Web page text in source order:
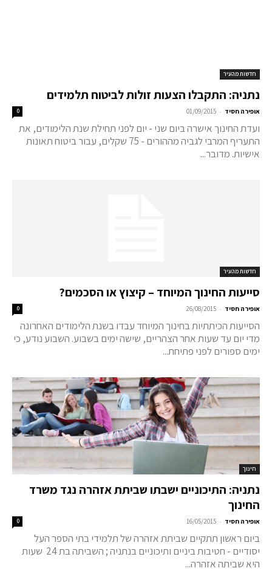
חדשות מהעיר
נתניה: התקבלו הצעות זולות לביטוח תלמידים
אופירה חסיד -
01/09/2015
0
ועדת החינוך אישרה ביום שני - יום לפני תחילת שנת הלימודים, את
התעריף המרבי לגביה מההורים - 75 שקלים, עבור ביטוח תאונות
אישיות. מדובר...
חדשות מהעיר
סייעות החינוך המיוחד – קיצוץ או הסכמים?
אופירה חסיד -
26/08/2015
0
הסייעות הכיתתיות בחינוך המיוחד עבדו בשנת הלימודים האחרונה
מדי יום עד שעות אחר הצהריים, שישה ימים בשבוע. השבוע נודע, כי
ימים ספורים לפני פתיחת...
חינוך
נתניה: התיכוניים ישבתו שביתת אזהרה נגד משרד
החינוך
אופירה חסיד -
16/05/2015
0
ביום ראשון תתקיים שביתת אזהרה של תלמידי בתי הספר העל
יסודיים - חטיבות ביניים ותיכוניים בנתניה ; השביתה בת 24 שעות
היא שביתה אזהרה...